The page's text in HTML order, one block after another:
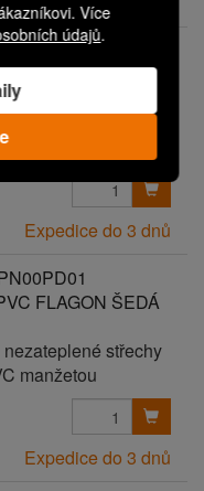
Více
údajů.
FLAGON ŠEDÁ
střechy
Expedice do 3 dnů
FLAGON ŠEDÁ
střechy
manžetou
Expedice do 3 dnů